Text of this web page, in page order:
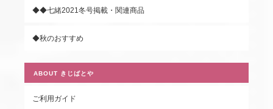
◆◆七緒2021冬号掲載・関連商品
◆秋のおすすめ
ABOUT きじばとや
ご利用ガイド